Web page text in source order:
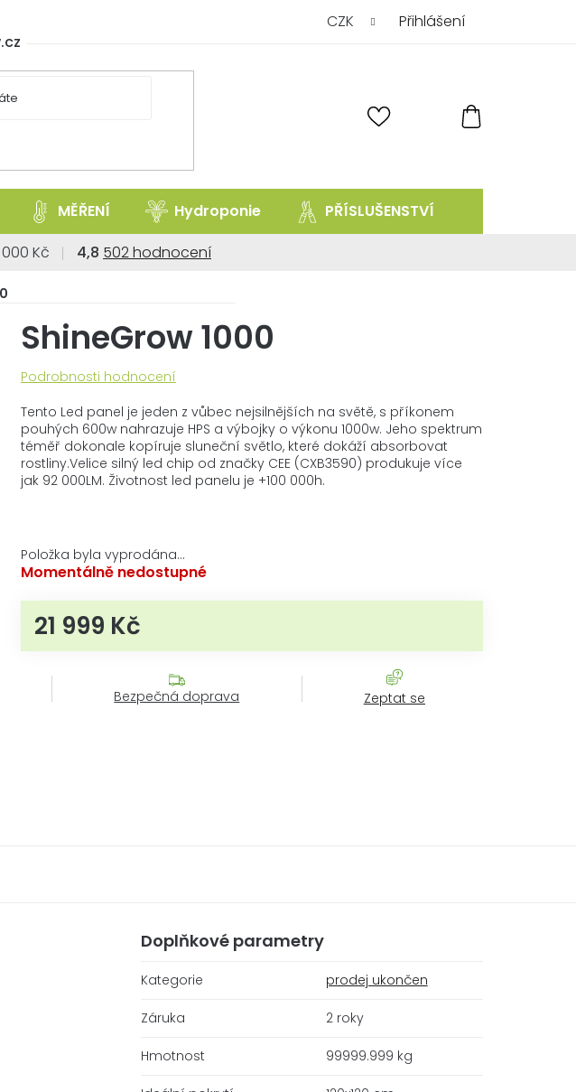
CZK Přihlášení
KOŠÍK
MĚŘENÍ Hydroponie PŘÍSLUŠENSTVÍ
Kč 4,8 Průměrné
4,8
z
5
502 hodnocení
ShineGrow 1000
Průměrné
produktu
je
5,0
z
5
Podrobnosti hodnocení
Tento Led panel je jeden z vůbec nejsilnějších na světě, s příkonem
pouhých 600w nahrazuje HPS a výbojky o výkonu 1000w. Jeho spektrum
téměř dokonale kopíruje sluneční světlo, které dokáží absorbovat
rostliny.Velice silný led chip od značky CEE (CXB3590) produkuje více
jak 92 000LM. Životnost led panelu je +100 000h.
Položka byla vyprodána…
Momentálně nedostupné
21 999 KčMěrná cena:
Bezpečná doprava Zeptat se
Doplňkové parametry
Kategorie prodej ukončen
Záruka 2 roky
Hmotnost 99999.999 kg